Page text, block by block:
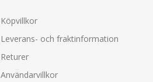
Köpvillkor
Leverans- och fraktinformation
Returer
Användarvillkor